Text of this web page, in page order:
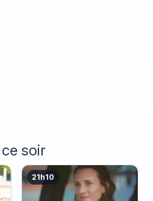
soir
21h10